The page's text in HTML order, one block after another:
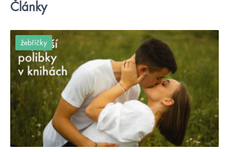
Články
žebříčky